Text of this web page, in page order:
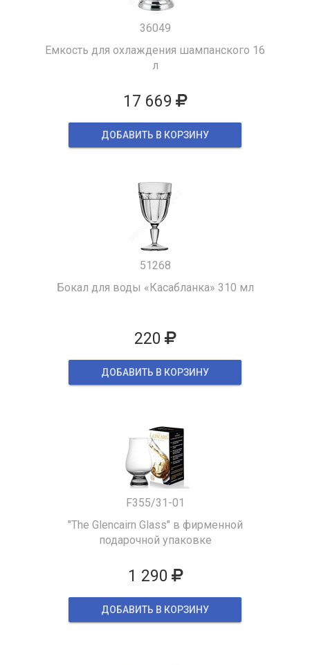
36049
Емкость для охлаждения шампанского 16
л
17 669
ДОБАВИТЬ В КОРЗИНУ
51268
Бокал для воды «Касабланка» 310 мл
220
ДОБАВИТЬ В КОРЗИНУ
F355/31-01
"The Glencairn Glass" в фирменной
подарочной упаковке
1 290
ДОБАВИТЬ В КОРЗИНУ